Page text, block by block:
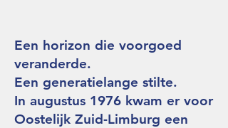
Een horizon die voorgoed
veranderde.
Een generatielange stilte.
In augustus 1976 kwam er voor
Oostelijk Zuid-Limburg een